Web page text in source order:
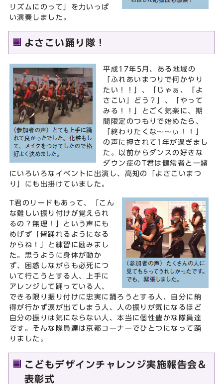
リズムにのって」を力いっぱ
い演奏しました。
よさこい踊り隊！
平成17年5月、ある地域の
「ふれあいまつりで何かやり
たい！！」、「じゃぁ、『よ
さこい』どう？」、「やって
みる！！」とごく気楽に、期
間限定のつもりで始めたら、
「終わりたくな～～ぃ！！」
の声に押されて1年が過ぎまし
た。以前からダンスの好きな
ダウン症のT君は健常者と一緒
にいろいろなイベントに出演し、高知の「よさこいまつ
り」にも出掛けていました。
T君のリードもあって、「こん
な難しい振り付けが覚えられ
るの？無理！」という声にも
めげず「皆踊れるようになる
からね！」と練習に励みまし
た。思うように身体が動か
ず、困惑しながらも必死につ
いて行こうとする人、上手に
アレンジして踊っている人、
できる限り振り付けに忠実に踊ろうとする人、自分に納
得が行かず涙が出てしまう人、人の振りが気になるほど
自分の振りは気にならない人、本当に個性豊かな隊員達
です。そんな隊員達は京都コーナーでひとつになって踊
りました。
こどもデザインチャレンジ実施報告会＆
表彰式